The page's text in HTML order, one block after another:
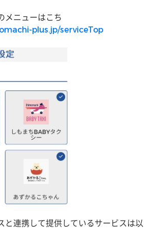
メニューはこち
plus.jp/serviceTop
と連携して提供しているサービスは以